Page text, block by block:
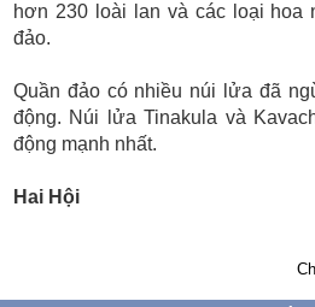
hơn 230 loài lan và các loại hoa
đảo.
Quần đảo có nhiều núi lửa đã
động. Núi lửa Tinakula và
động mạnh nhất.
Hai Hội